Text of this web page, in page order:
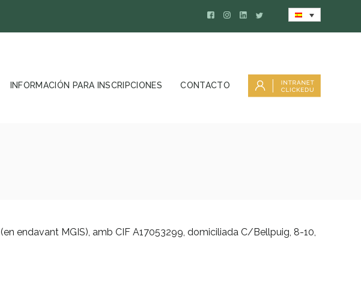
INFORMACIÓN PARA INSCRIPCIONES CONTACTO
endavant MGIS), amb CIF A17053299, domiciliada C/Bellpuig, 8-10,